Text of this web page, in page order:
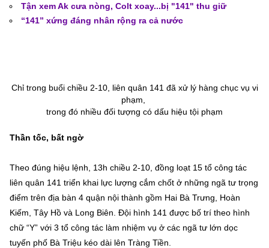
Tận xem Ak cưa nòng, Colt xoay...bị "141" thu giữ
“141” xứng đáng nhân rộng ra cả nước
Chỉ trong buổi chiều 2-10, liên quân 141 đã xử lý hàng chục vụ vi
phạm,
trong đó nhiều đối tượng có dấu hiệu tội phạm
Thần tốc, bất ngờ
Theo đúng hiệu lệnh, 13h chiều 2-10, đồng loạt 15 tổ công tác
liên quân 141 triển khai lực lượng cắm chốt ở những ngã tư trọng
điểm trên địa bàn 4 quận nội thành gồm Hai Bà Trưng, Hoàn
Kiếm, Tây Hồ và Long Biên. Đội hình 141 được bố trí theo hình
chữ “Y” với 3 tổ công tác làm nhiệm vụ ở các ngã tư lớn dọc
tuyến phố Bà Triệu kéo dài lên Tràng Tiền.